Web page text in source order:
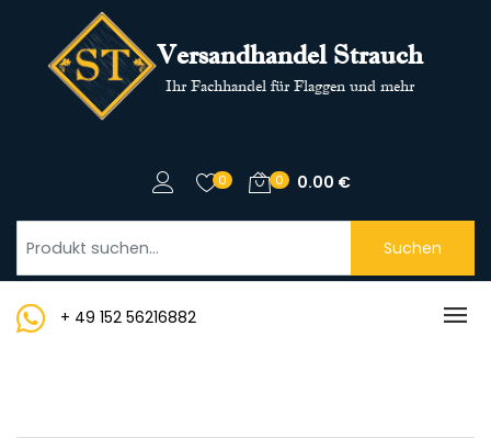
Versandhandel Strauch
Ihr Fachhandel für Flaggen und mehr
0 0 0.00 €
Suchen
+ 49 152 56216882